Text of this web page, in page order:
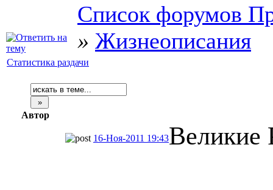
Список форумов
» Жизнеописания
Статистика раздачи
Автор
16-Ноя-2011 19:43Великие